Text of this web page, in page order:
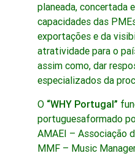
planeada, concertada
capacidades das
exportações e da
atratividade para o
assim como, dar
especializados da
O “WHY Portugal”
portuguesaformado
AMAEI – Associação
MMF – Music